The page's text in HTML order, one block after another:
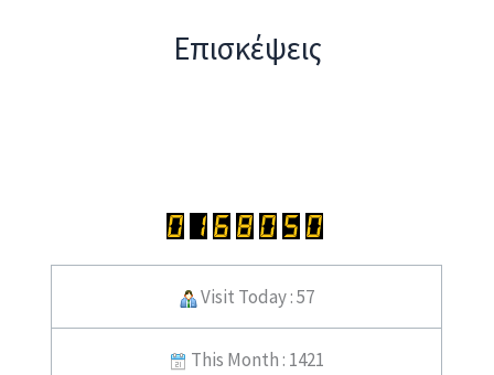
Επισκέψεις
Visit Today : 57
This Month : 1421